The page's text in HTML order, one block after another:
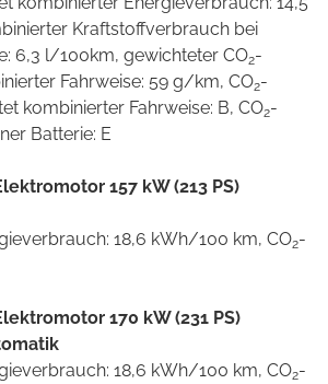
Kraftstoffverbrauch bei
6,3 l/100km, gewichteter CO2-
Fahrweise: 59 g/km, CO2-
kombinierter Fahrweise: B, CO2-
Batterie: E
157 kW (213 PS)
18,6 kWh/100 km, CO2-
170 kW (231 PS)
18,6 kWh/100 km, CO2-